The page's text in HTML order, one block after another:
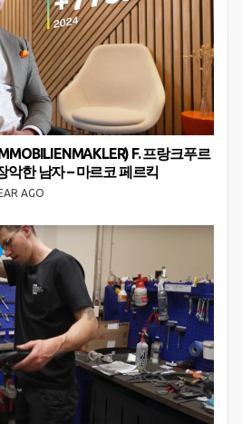
F. 프랑크푸르
악한 남자 – 마르코 페르킥
AGO